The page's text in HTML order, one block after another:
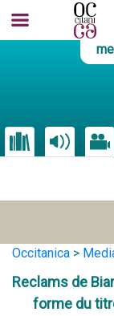
Occitanica >
Reclams de
forme du